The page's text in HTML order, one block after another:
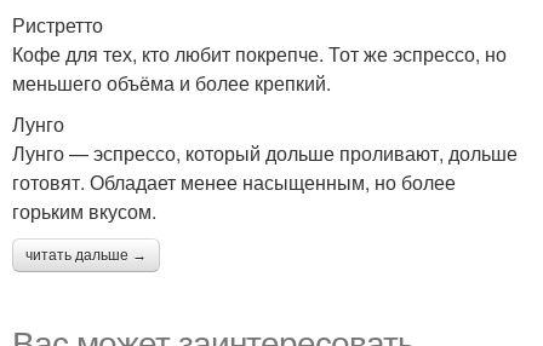
Ристретто
Кофе для тех, кто любит покрепче. Тот же эспрессо, но
меньшего объёма и более крепкий.
Лунго
Лунго — эспрессо, который дольше проливают, дольше
готовят. Обладает менее насыщенным, но более
горьким вкусом.
читать дальше →